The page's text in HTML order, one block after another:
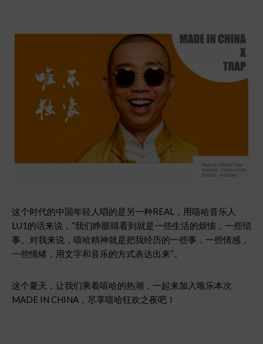
这个时代的中国年轻人唱的是另一种REAL，用嘻哈音乐人
LU1的话来说，“我们睁眼睛看到就是一些生活的烦恼，一些琐
事。对我来说，嘻哈精神就是把我经历的一些事，一些情感，
一些情绪，用文字和音乐的方式表达出来“。
这个夏天，让我们乘着嘻哈的热潮，一起来加入唯乐本次
MADE IN CHINA，尽享嘻哈狂欢之夜吧！